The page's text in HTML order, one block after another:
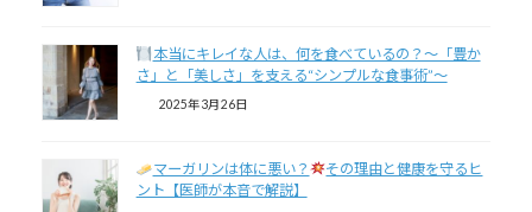
本当にキレイな人は、何を食べているの？～「豊か
さ」と「美しさ」を支える“シンプルな食事術”～
2025年3月26日
マーガリンは体に悪い？
その理由と健康を守るヒ
ント【医師が本音で解説】